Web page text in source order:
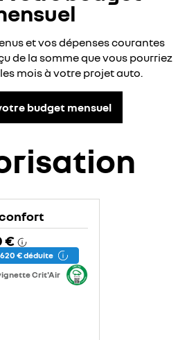
et vos dépenses courantes
de la somme que vous pourriez
mois à votre projet auto.
budget mensuel
€
€ déduite
Crit'Air